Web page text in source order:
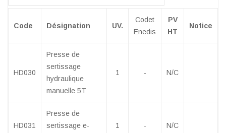
Code Désignation UV.
Codet
Enedis
PV
HT
Notice
HD030
Presse de
sertissage
hydraulique
manuelle 5T
1 - N/C
HD031
Presse de
sertissage e-
1 - N/C